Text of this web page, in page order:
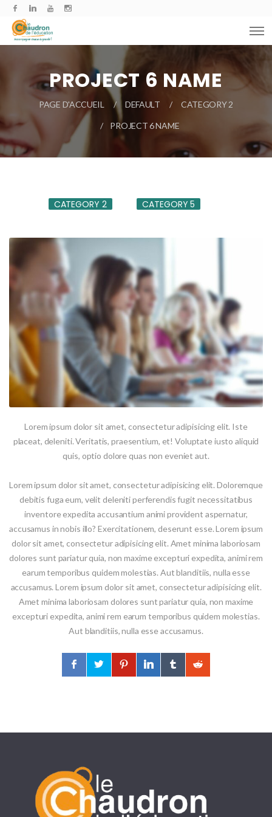
PROJECT 6 NAME
PAGE D'ACCUEIL DEFAULT CATEGORY 2
PROJECT 6 NAME
CATEGORY 2 CATEGORY 5
Lorem ipsum dolor sit amet, consectetur adipisicing elit. Iste
placeat, deleniti. Veritatis, praesentium, et! Voluptate iusto aliquid
quis, optio dolore quas non eveniet aut.
Lorem ipsum dolor sit amet, consectetur adipisicing elit. Doloremque
debitis fuga eum, velit deleniti perferendis fugit necessitatibus
inventore expedita accusantium animi provident aspernatur,
accusamus in nobis illo? Exercitationem, deserunt esse. Lorem ipsum
dolor sit amet, consectetur adipisicing elit. Amet minima laboriosam
dolores sunt pariatur quia, non maxime excepturi expedita, animi rem
earum temporibus quidem molestias. Aut blanditiis, nulla esse
accusamus. Lorem ipsum dolor sit amet, consectetur adipisicing elit.
Amet minima laboriosam dolores sunt pariatur quia, non maxime
excepturi expedita, animi rem earum temporibus quidem molestias.
Aut blanditiis, nulla esse accusamus.